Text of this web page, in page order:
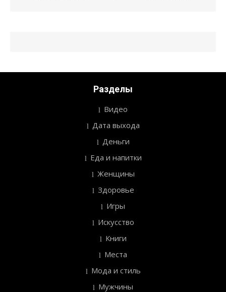
Разделы
Видео
Дата выхода
Деньги
Еда и напитки
Женщины
Здоровье
Игры
Искусство
Книги
Места
Мода и стиль
Мужчины